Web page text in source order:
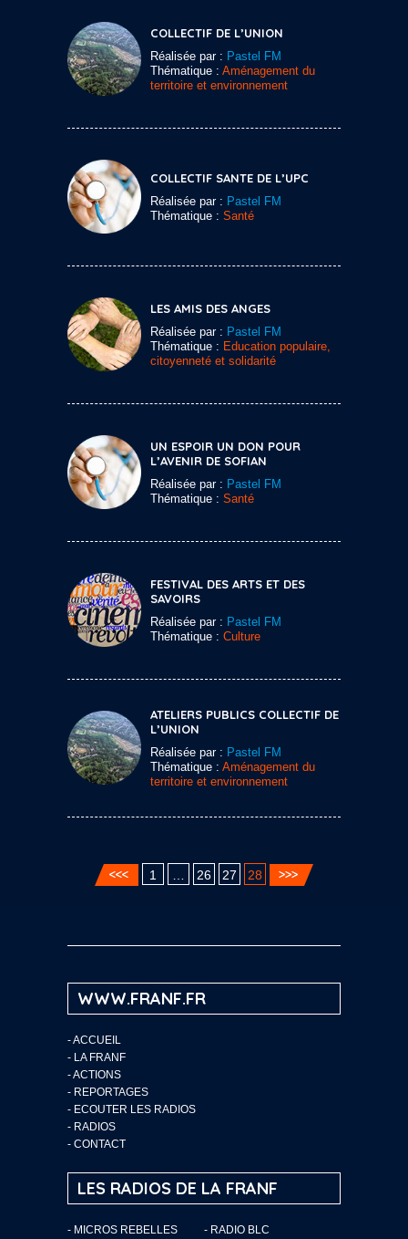
COLLECTIF DE L’UNION
Réalisée par : Pastel FM
Thématique : Aménagement du
territoire et environnement
COLLECTIF SANTE DE L’UPC
Réalisée par : Pastel FM
Thématique : Santé
LES AMIS DES ANGES
Réalisée par : Pastel FM
Thématique : Education populaire,
citoyenneté et solidarité
UN ESPOIR UN DON POUR
L’AVENIR DE SOFIAN
Réalisée par : Pastel FM
Thématique : Santé
FESTIVAL DES ARTS ET DES
SAVOIRS
Réalisée par : Pastel FM
Thématique : Culture
ATELIERS PUBLICS COLLECTIF DE
L’UNION
Réalisée par : Pastel FM
Thématique : Aménagement du
territoire et environnement
1 26 27 28
WWW.FRANF.FR
-ACCUEIL
- LA FRANF
-ACTIONS
- REPORTAGES
- ECOUTER LES RADIOS
- RADIOS
- CONTACT
LES RADIOS DE LA FRANF
- MICROS REBELLES
- RADIO BLC